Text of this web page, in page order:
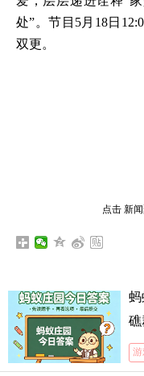
处”。节目5月18日
双更。
点击 新
蚂
礁
游